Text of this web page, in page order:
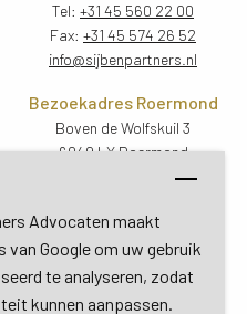
Advocaten maakt
Google om uw gebruik
te analyseren, zodat
kunnen aanpassen.
Tel: +31 45 560 22 00
Fax: +31 45 574 26 52
info@sijbenpartners.nl
Bezoekadres Roermond
Boven de Wolfskuil 3
6049 LX Roermond
Routebeschrijving
De Bilt
Zuid 13
(Utrecht)